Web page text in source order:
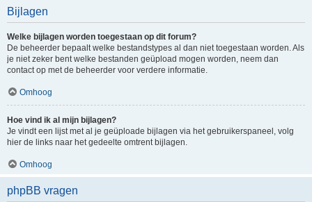
Bijlagen
Welke bijlagen worden toegestaan op dit forum?
De beheerder bepaalt welke bestandstypes al dan niet toegestaan worden. Als
je niet zeker bent welke bestanden geüpload mogen worden, neem dan
contact op met de beheerder voor verdere informatie.
Omhoog
Hoe vind ik al mijn bijlagen?
Je vindt een lijst met al je geüploade bijlagen via het gebruikerspaneel, volg
hier de links naar het gedeelte omtrent bijlagen.
Omhoog
phpBB vragen